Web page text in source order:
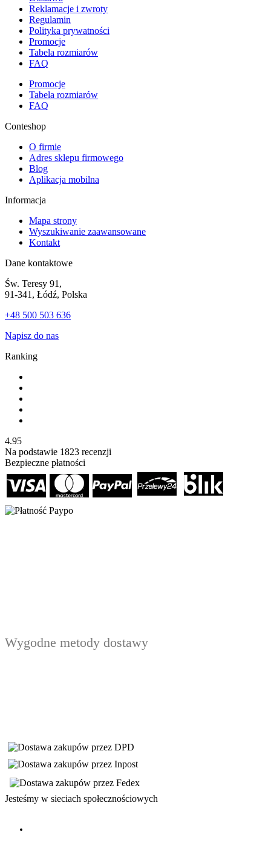
Reklamacje i zwroty
Regulamin
Polityka prywatności
Promocje
Tabela rozmiarów
FAQ
Promocje
Tabela rozmiarów
FAQ
Conteshop
O firmie
Adres sklepu firmowego
Blog
Aplikacja mobilna
Informacja
Mapa strony
Wyszukiwanie zaawansowane
Kontakt
Dane kontaktowe
Św. Teresy 91,
91-341, Łódź, Polska
+48 500 503 636
Napisz do nas
Ranking
4.95
Na podstawie 1823 recenzji
Bezpieczne płatności
Wygodne metody dostawy
Jesteśmy w sieciach społecznościowych